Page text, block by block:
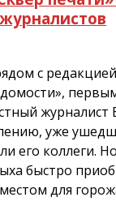
с
журналист
уже
его коллеги.
быстро
для